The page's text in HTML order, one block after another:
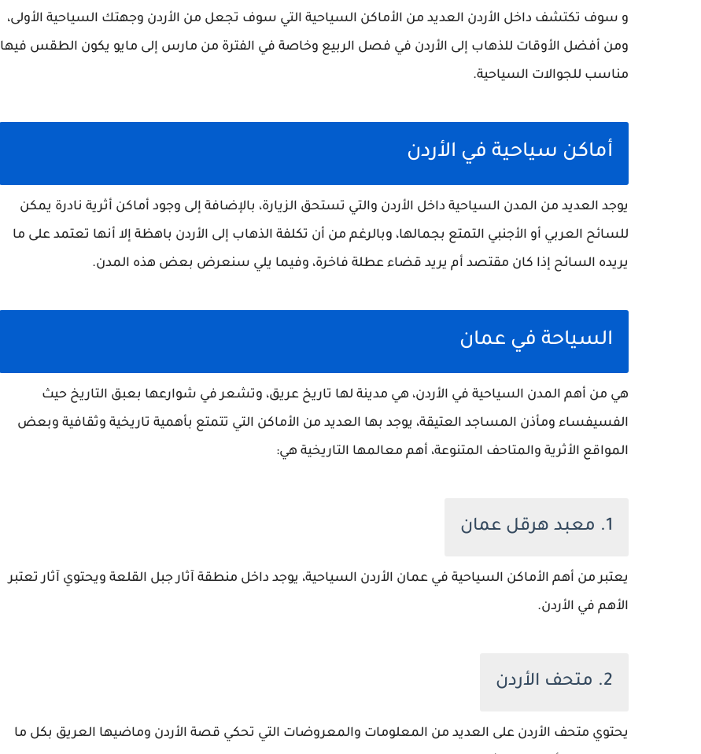
و سوف تكتشف داخل الأردن العديد من الأماكن السياحية التي سوف تجعل من الأردن وجهتك السياحية الأولى،
ومن أفضل الأوقات للذهاب إلى الأردن في فصل الربيع وخاصة في الفترة من مارس إلى مايو يكون الطقس فيها
مناسب للجوالات السياحية.
أماكن سياحية في الأردن
يوجد العديد من المدن السياحية داخل الأردن والتي تستحق الزيارة، بالإضافة إلى وجود أماكن أثرية نادرة يمكن
للسائح العربي أو الأجنبي التمتع بجمالها، وبالرغم من أن تكلفة الذهاب إلى الأردن باهظة إلا أنها تعتمد على ما
يريده السائح إذا كان مقتصد أم يريد قضاء عطلة فاخرة، وفيما يلي سنعرض بعض هذه المدن.
السياحة في عمان
هي من أهم المدن السياحية في الأردن، هي مدينة لها تاريخ عريق، وتشعر في شوارعها بعبق التاريخ حيث
الفسيفساء ومأذن المساجد العتيقة، يوجد بها العديد من الأماكن التي تتمتع بأهمية تاريخية وثقافية وبعض
المواقع الأثرية والمتاحف المتنوعة، أهم معالمها التاريخية هي:
1. معبد هرقل عمان
يعتبر من أهم الأماكن السياحية في عمان الأردن السياحية، يوجد داخل منطقة آثار جبل القلعة ويحتوي آثار تعتبر
الأهم في الأردن.
2. متحف الأردن
يحتوي متحف الأردن على العديد من المعلومات والمعروضات التي تحكي قصة الأردن وماضيها العريق بكل ما